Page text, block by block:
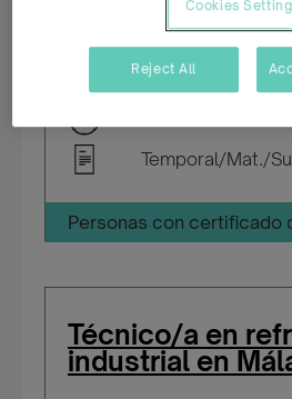
Publicada: 13/07/2026
Temporal/Mat./
Personas con certificado
Técnico/a en
industrial en
Cookies
Reject All